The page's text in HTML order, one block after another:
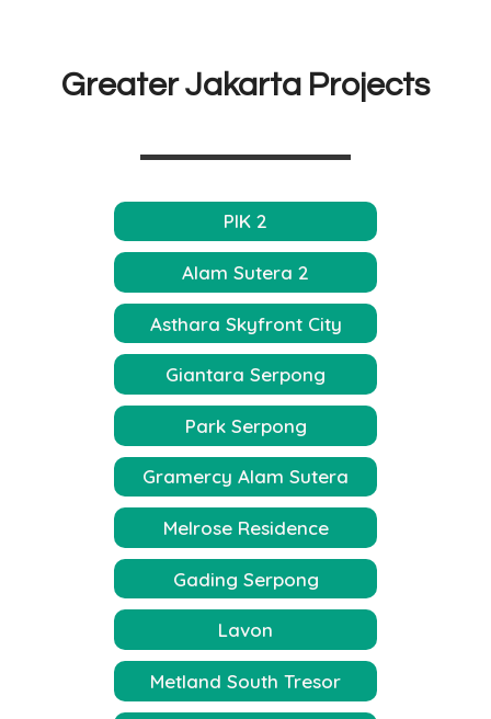
Greater Jakarta Projects
PIK 2
Alam Sutera 2
Asthara Skyfront City
Giantara Serpong
Park Serpong
Gramercy Alam Sutera
Melrose Residence
Gading Serpong
Lavon
Metland South Tresor